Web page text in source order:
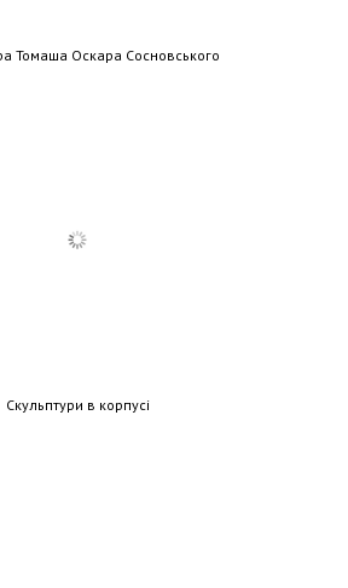
Томаша Оскара Сосновського
Скульптури в корпусі